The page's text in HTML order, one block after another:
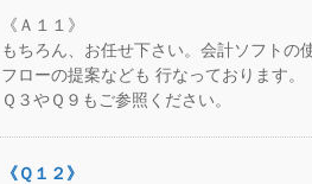
《Ａ１１》
もちろん、お任せ下さい。会計ソフトの
フローの提案なども 行なっております。
Ｑ３やＱ９もご参照ください。
《Ｑ１２》